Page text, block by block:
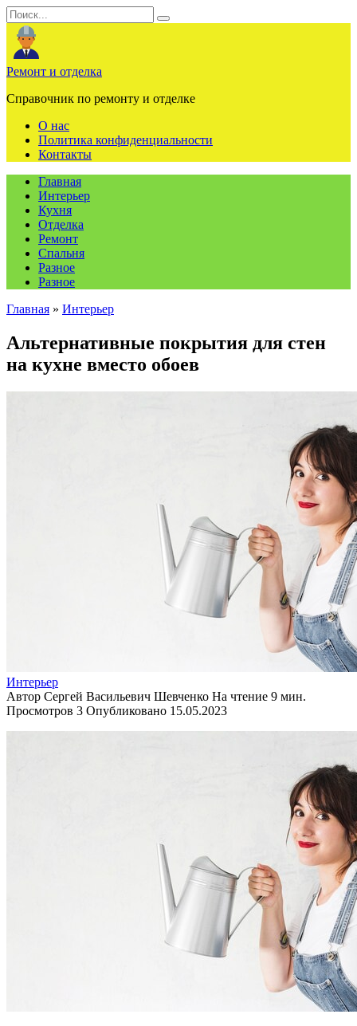
Перейти
к
содержанию
Search
for:
Ремонт и отделка
Справочник по ремонту и отделке
О нас
Политика конфиденциальности
Контакты
Главная
Интерьер
Кухня
Отделка
Ремонт
Спальня
Разное
Разное
Главная » Интерьер
Альтернативные покрытия для стен
на кухне вместо обоев
Интерьер
Автор Сергей Васильевич Шевченко На чтение 9 мин.
Просмотров 3 Опубликовано 15.05.2023